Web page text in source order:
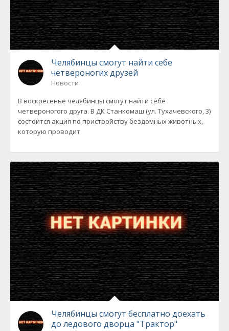
Челябинцы смогут найти себе
четвероногих друзей
Новости
В воскресенье челябинцы смогут найти себе
четвероногого друга. В ДК Станкомаш (ул. Тухачевского, 3)
состоится акция по пристройству бездомных животных,
которую проводит
Челябинцы смогут бесплатно доехать
до ледового дворца "Трактор"